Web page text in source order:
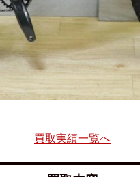
買取実績一覧へ